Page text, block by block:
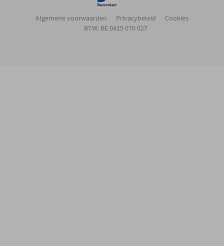
Algemene voorwaarden Privacybeleid
Cookies
BTW: BE 0415 070 027